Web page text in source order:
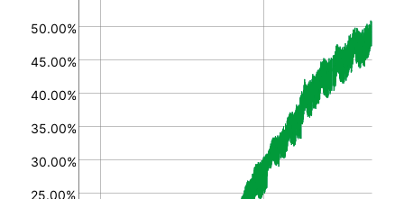
25.00%
30.00%
35.00%
40.00%
45.00%
50.00%